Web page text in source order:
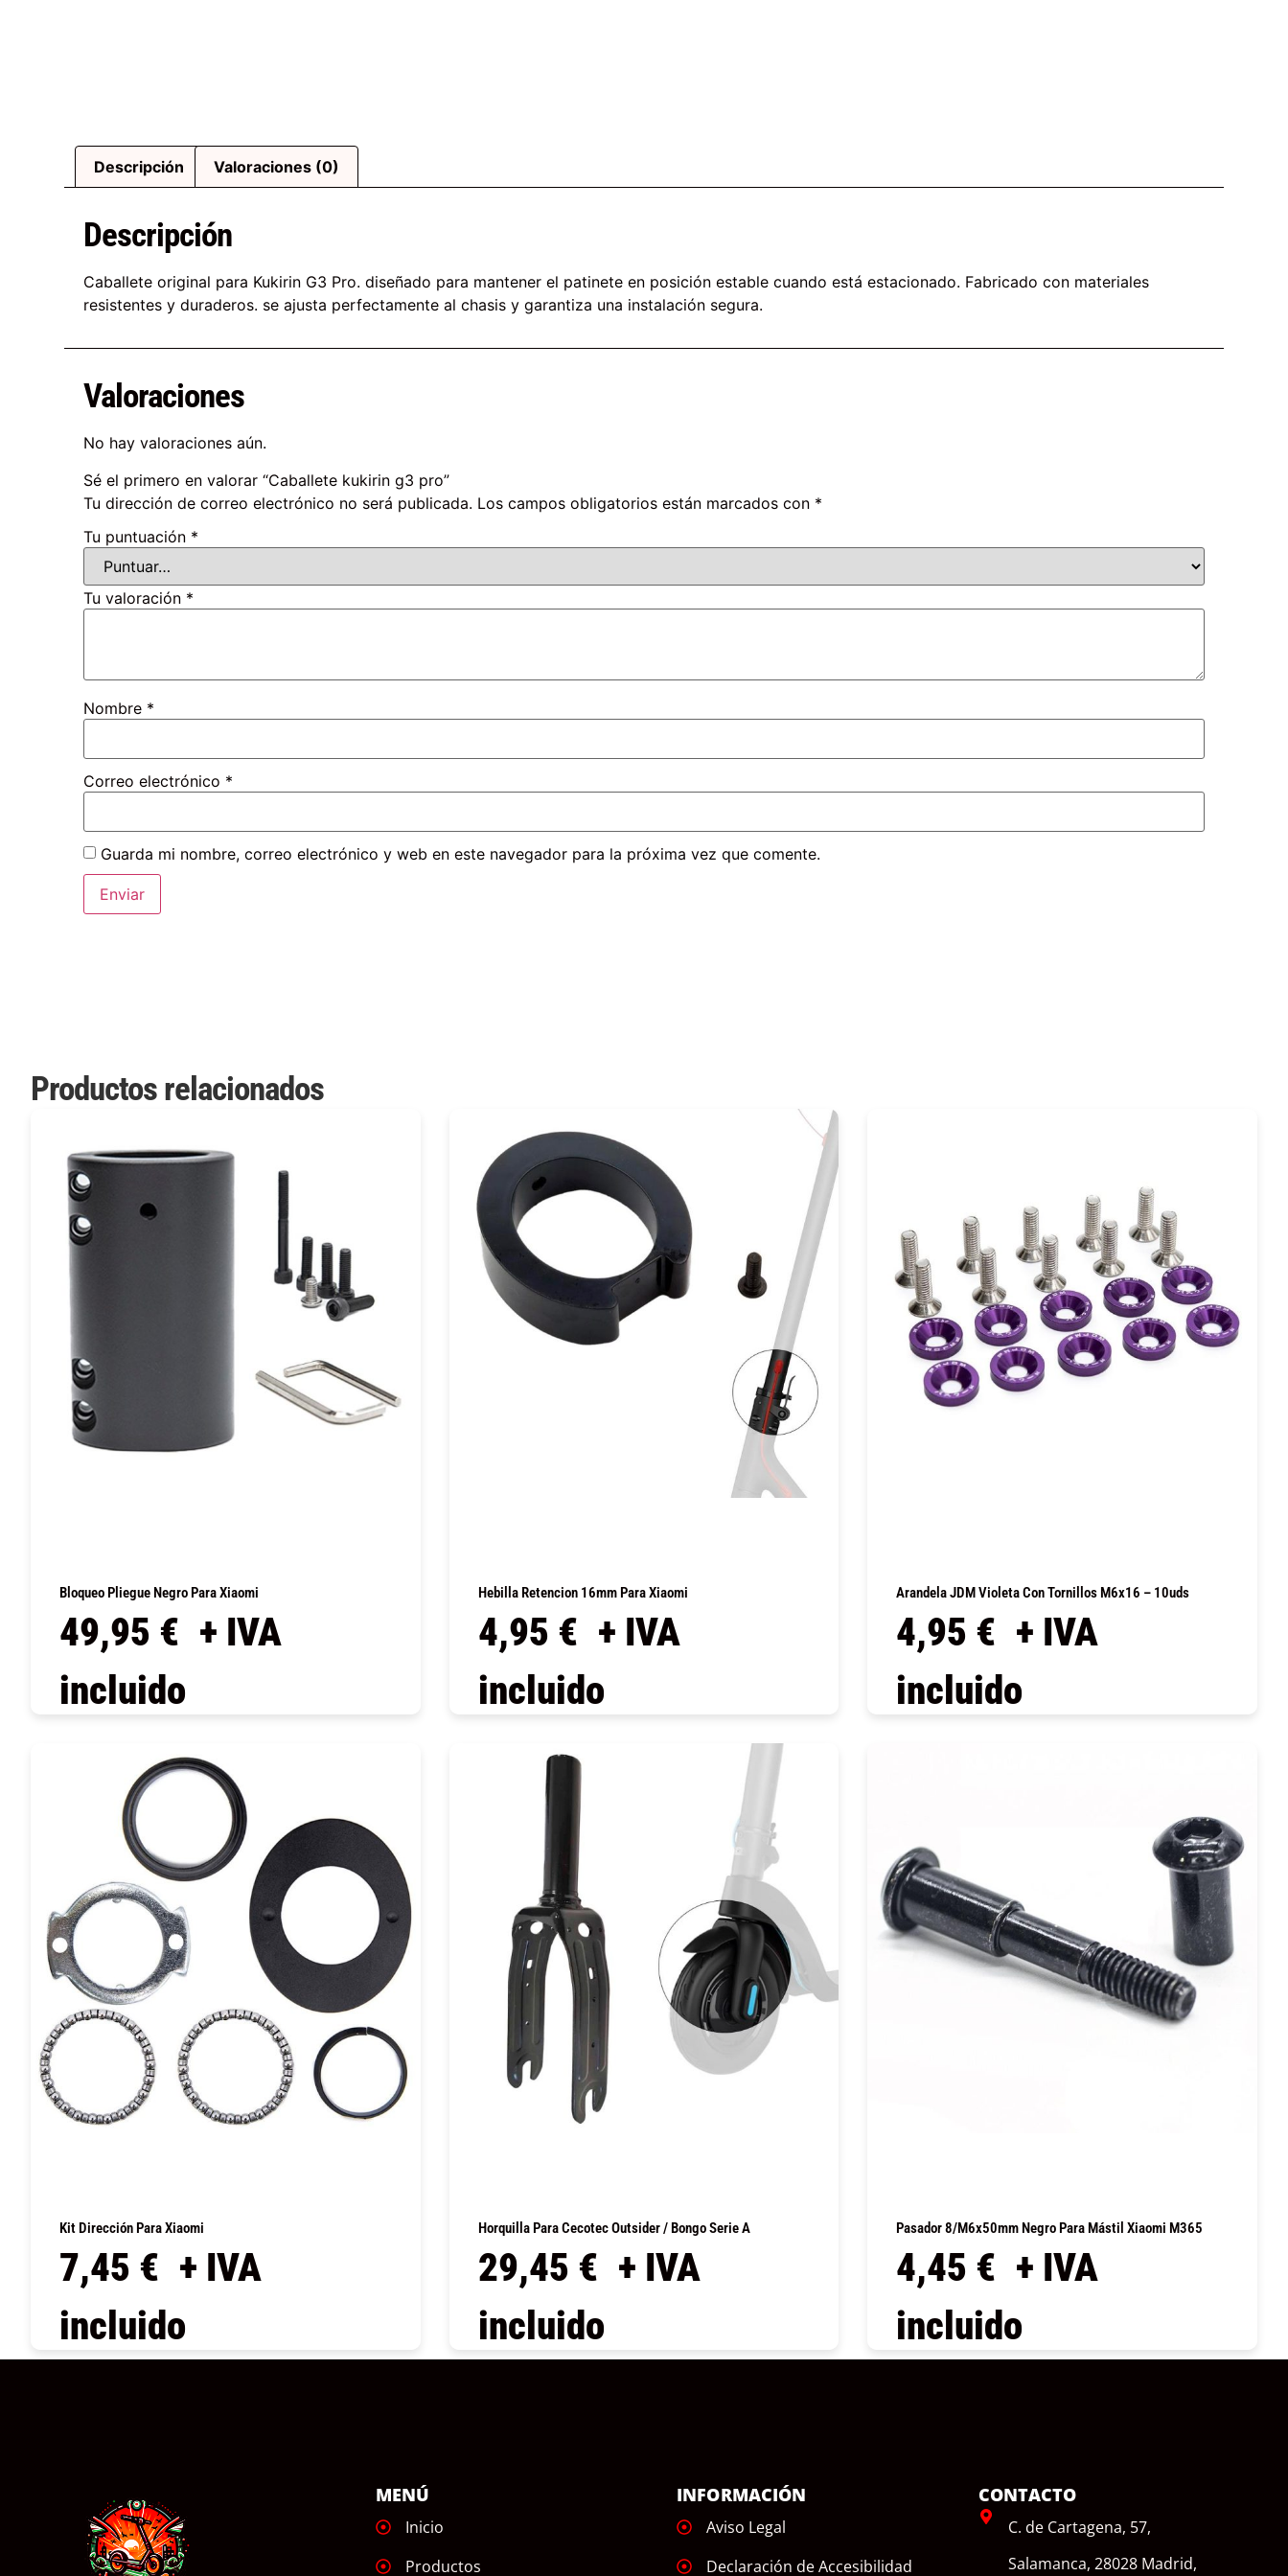
Descripción Valoraciones (0)
Descripción
Caballete original para Kukirin G3 Pro. diseñado para mantener el patinete en posición estable cuando está estacionado. Fabricado con materiales
resistentes y duraderos. se ajusta perfectamente al chasis y garantiza una instalación segura.
Valoraciones
No hay valoraciones aún.
Sé el primero en valorar “Caballete kukirin g3 pro”
Tu dirección de correo electrónico no será publicada. Los campos obligatorios están marcados con *
Tu puntuación *
Tu valoración *
Nombre *
Correo electrónico *
Guarda mi nombre, correo electrónico y web en este navegador para la próxima vez que comente.
Productos relacionados
Bloqueo Pliegue Negro Para Xiaomi
49,95 € + IVA
incluido
Hebilla Retencion 16mm Para Xiaomi
4,95 € + IVA
incluido
Arandela JDM Violeta Con Tornillos M6x16 – 10uds
4,95 € + IVA
incluido
Kit Dirección Para Xiaomi
7,45 € + IVA
incluido
Horquilla Para Cecotec Outsider / Bongo Serie A
29,45 € + IVA
incluido
Pasador 8/M6x50mm Negro Para Mástil Xiaomi M365
4,45 € + IVA
incluido
MENÚ
Inicio
Productos
INFORMACIÓN
Aviso Legal
Declaración de Accesibilidad
CONTACTO
C. de Cartagena, 57,
Salamanca, 28028 Madrid,